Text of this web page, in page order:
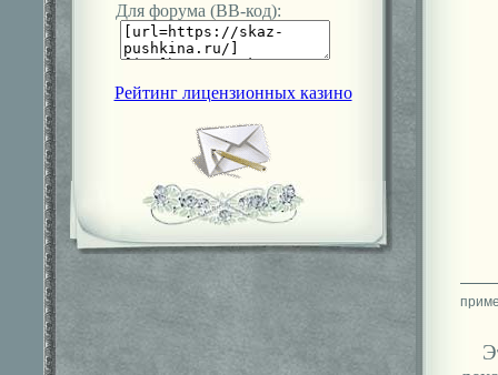
Для форума (ВВ-код):
Рейтинг лицензионных казино